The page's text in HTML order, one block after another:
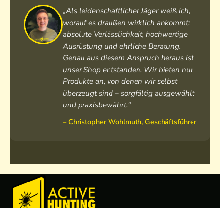
„Als leidenschaftlicher Jäger weiß ich,
worauf es draußen wirklich ankommt:
absolute Verlässlichkeit, hochwertige
Ausrüstung und ehrliche Beratung.
Genau aus diesem Anspruch heraus ist
unser Shop entstanden. Wir bieten nur
Produkte an, von denen wir selbst
überzeugt sind – sorgfältig ausgewählt
und praxisbewährt."
– Christopher Wohlmuth, Geschäftsführer